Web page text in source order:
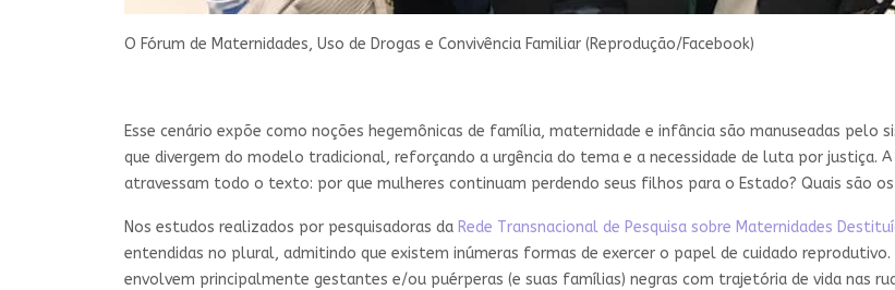
O Fórum de Maternidades, Uso de Drogas e Convivência Familiar (Reprodução/Facebook)
Esse cenário expõe como noções hegemônicas de família, maternidade e infância são manuseadas pelo
que divergem do modelo tradicional, reforçando a urgência do tema e a necessidade de luta por justiça.
atravessam todo o texto: por que mulheres continuam perdendo seus filhos para o Estado? Quais são
Nos estudos realizados por pesquisadoras da Rede Transnacional de Pesquisa sobre Maternidades
entendidas no plural, admitindo que existem inúmeras formas de exercer o papel de cuidado
envolvem principalmente gestantes e/ou puérperas (e suas famílias) negras com trajetória de vida nas